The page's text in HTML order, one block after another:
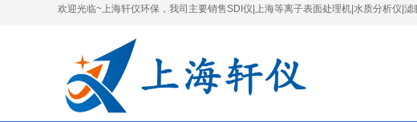
欢迎光临~上海轩仪环保，我司主要销售SDI仪|上海等离子表面处理机|水质分析仪|滤